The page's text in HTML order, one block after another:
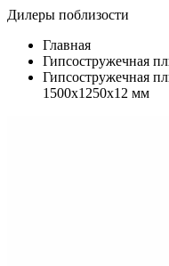
Дилеры поблизости
Главная
Гипсостружечная
Гипсостружечная
1500х1250х12 мм